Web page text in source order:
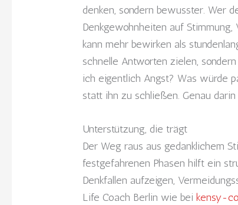
denken, sondern bewusster. Wer
Denkgewohnheiten auf Stimmung,
kann mehr bewirken als
schnelle Antworten zielen,
ich eigentlich Angst? Was würde
statt ihn zu schließen. Genau
Unterstützung, die trägt
Der Weg raus aus gedanklichem
festgefahrenen Phasen hilft ein
Denkfallen aufzeigen,
Life Coach Berlin wie bei kensy-